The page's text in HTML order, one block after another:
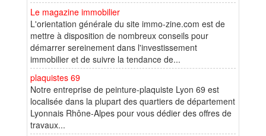
Le magazine immobilier
L'orientation générale du site immo-zine.com est de
mettre à disposition de nombreux conseils pour
démarrer sereinement dans l'investissement
immobilier et de suivre la tendance de...
plaquistes 69
Notre entreprise de peinture-plaquiste Lyon 69 est
localisée dans la plupart des quartiers de département
Lyonnais Rhône-Alpes pour vous dédier des offres de
travaux...